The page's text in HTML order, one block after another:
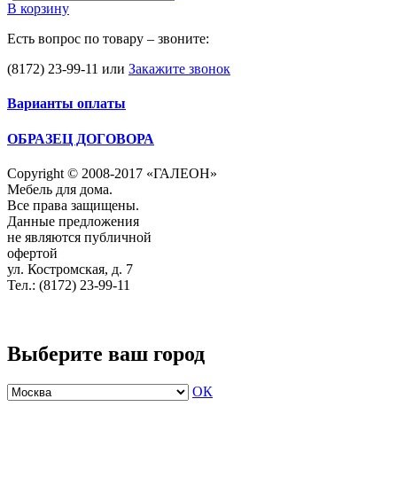
В корзину
Есть вопрос по товару – звоните:
(8172) 23-99-11 или Закажите звонок
Варианты оплаты
ОБРАЗЕЦ ДОГОВОРА
Copyright © 2008-2017 «ГАЛЕОН»
Мебель для дома.
Все права защищены.
Данные предложения
не являются публичной
офертой
ул. Костромская, д. 7
Тел.: (8172) 23-99-11
Выберите ваш город
ОК